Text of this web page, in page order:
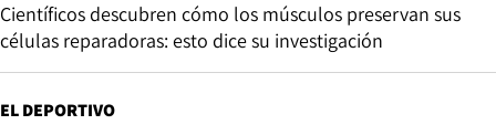
Científicos descubren cómo los músculos preservan sus
células reparadoras: esto dice su investigación
EL DEPORTIVO